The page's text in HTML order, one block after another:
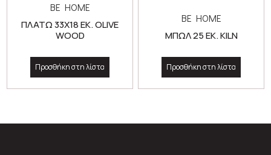
BE HOME
ΠΛΑΤΩ 33Χ18 ΕΚ. OLIVE
WOOD
Προσθήκη στη λίστα
BE HOME
ΜΠΩΛ 25 ΕΚ. KILN
Προσθήκη στη λίστα